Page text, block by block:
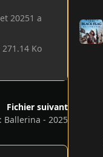
20251 a
271.14 Ko
Fichier suivant
Ballerina - 2025